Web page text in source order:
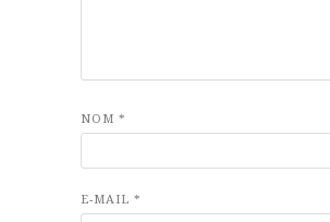
NOM *
E-MAIL *